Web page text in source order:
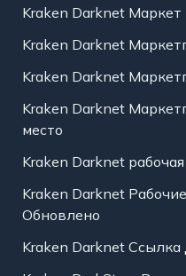
Kraken Darknet Маркет
Kraken Darknet
Kraken Darknet
Kraken Darknet
место
Kraken Darknet
Kraken Darknet
Обновлено
Kraken Darknet Ссылка